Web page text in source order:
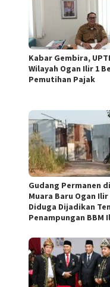
Kabar Gembira,
Wilayah Ogan Ilir 1
Pemutihan Pajak
Gudang Permanen
Muara Baru Ogan Ilir
Diduga Dijadikan
Penampungan BBM